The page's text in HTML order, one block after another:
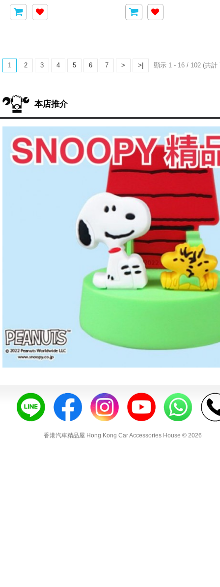
1 2 3 4 5 6 7 > >| 顯示 1 - 16 / 102 (共計
本店推介
香港汽車精品屋 Hong Kong Car Accessories House © 2026